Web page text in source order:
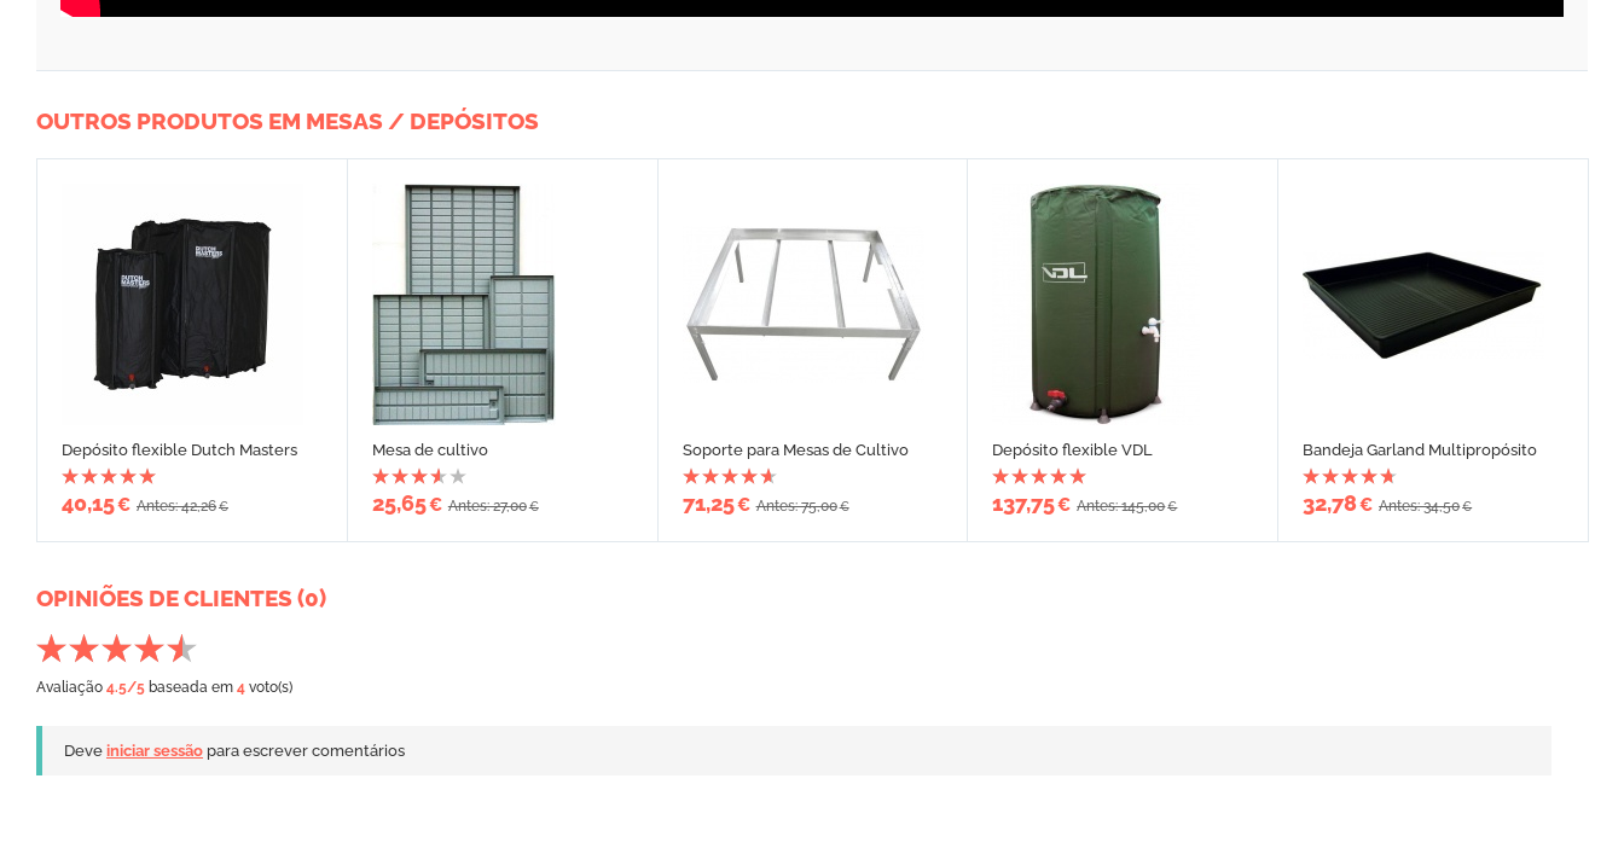
OUTROS PRODUTOS EM MESAS / DEPÓSITOS
Depósito flexible Dutch Masters
40,15€ Antes: 42,26€
Mesa de cultivo
25,65€ Antes: 27,00€
Soporte para Mesas de Cultivo
71,25€ Antes: 75,00€
Depósito flexible VDL
137,75€ Antes: 145,00€
Bandeja Garland Multipropósito
32,78€ Antes: 34,50€
OPINIÕES DE CLIENTES (0)
Avaliação 4.5/5 baseada em 4 voto(s)
Deve iniciar sessão para escrever comentários